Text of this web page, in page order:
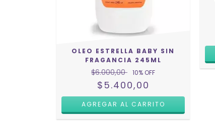
OLEO ESTRELLA BABY SIN
FRAGANCIA 245ML
$6.000,00 10% OFF
$5.400,00